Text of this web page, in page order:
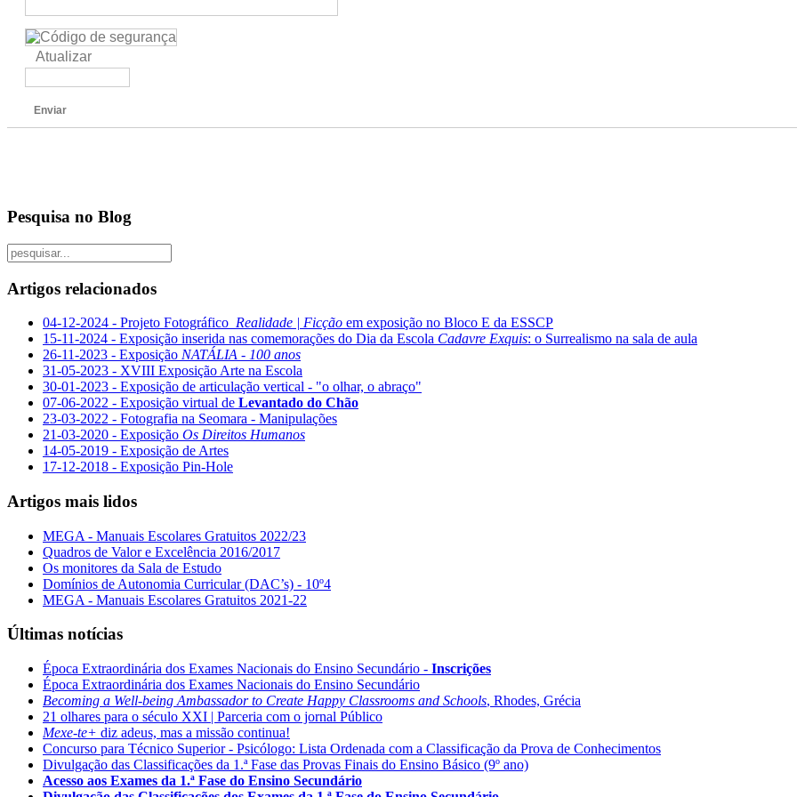
Atualizar
Enviar
Pesquisa no Blog
Artigos relacionados
04-12-2024 - Projeto Fotográfico Realidade | Ficção em exposição no Bloco E da ESSCP
15-11-2024 - Exposição inserida nas comemorações do Dia da Escola Cadavre Exquis: o Surrealismo na sala de aula
26-11-2023 - Exposição NATÁLIA - 100 anos
31-05-2023 - XVIII Exposição Arte na Escola
30-01-2023 - Exposição de articulação vertical - "o olhar, o abraço"
07-06-2022 - Exposição virtual de Levantado do Chão
23-03-2022 - Fotografia na Seomara - Manipulações
21-03-2020 - Exposição Os Direitos Humanos
14-05-2019 - Exposição de Artes
17-12-2018 - Exposição Pin-Hole
Artigos mais lidos
MEGA - Manuais Escolares Gratuitos 2022/23
Quadros de Valor e Excelência 2016/2017
Os monitores da Sala de Estudo
Domínios de Autonomia Curricular (DAC’s) - 10º4
MEGA - Manuais Escolares Gratuitos 2021-22
Últimas notícias
Época Extraordinária dos Exames Nacionais do Ensino Secundário - Inscrições
Época Extraordinária dos Exames Nacionais do Ensino Secundário
Becoming a Well-being Ambassador to Create Happy Classrooms and Schools, Rhodes, Grécia
21 olhares para o século XXI | Parceria com o jornal Público
Mexe-te+ diz adeus, mas a missão continua!
Concurso para Técnico Superior - Psicólogo: Lista Ordenada com a Classificação da Prova de Conhecimentos
Divulgação das Classificações da 1.ª Fase das Provas Finais do Ensino Básico (9º ano)
Acesso aos Exames da 1.ª Fase do Ensino Secundário